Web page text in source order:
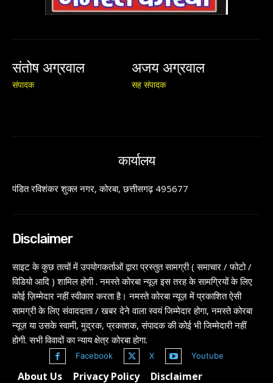
संतोष अग्रवाल
संपादक
अजय अग्रवाल
सह संपादक
कार्यालय
पंडित रविशंकर शुक्ल नगर, कोरबा, छत्तीसगढ़ 495677
Disclaimer
साइट के कुछ तत्वों में उपयोगकर्ताओं द्वारा प्रस्तुत सामग्री ( समाचार / फोटो /
विडियो आदि ) शामिल होगी . नमस्ते कोरबा न्यूज़ इस तरह के सामग्रियों के लिए
कोई ज़िम्मेदार नहीं स्वीकार करता है। नमस्ते कोरबा न्यूज़ में प्रकाशित ऐसी
सामग्री के लिए संवाददाता / खबर देने वाला स्वयं जिम्मेदार होगा, नमस्ते कोरबा
न्यूज़ या उसके स्वामी, मुद्रक, प्रकाशक, संपादक की कोई भी जिम्मेदारी नहीं
होगी. सभी विवादों का न्याय क्षेत्र कोरबा होगा.
Facebook X Youtube
About Us Privacy Policy Disclaimer